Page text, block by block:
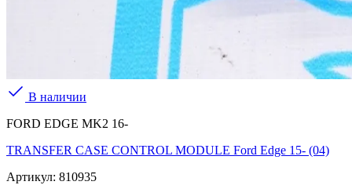
В наличии
FORD EDGE MK2 16-
TRANSFER CASE CONTROL MODULE Ford Edge 15- (04)
Артикул: 810935